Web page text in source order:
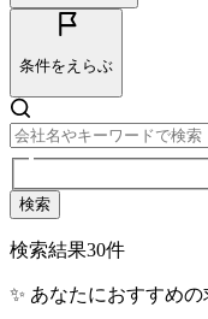
条件をえらぶ
検索
検索結果30件
✨ あなたにおすすめ